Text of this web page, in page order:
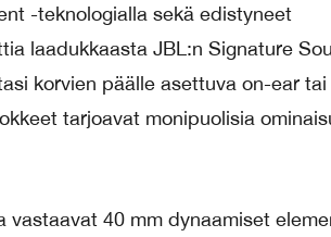
-teknologialla sekä edistyneet
laadukkaasta JBL:n Signature
korvien päälle asettuva on-ear tai
tarjoavat monipuolisia
vastaavat 40 mm dynaamiset